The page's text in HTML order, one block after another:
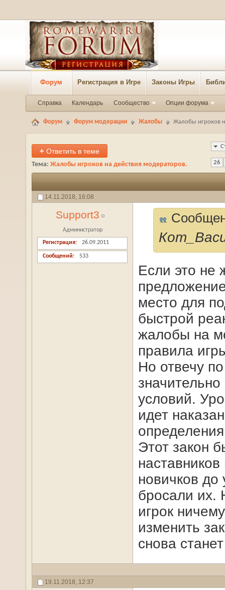
Форум Регистрация в Игре Законы Игры
Справка Календарь Сообщество Опции форума
Форум Форум модерации Жалобы Жалобы игроков
+ Ответить в теме
26
Тема: Жалобы игроков на действия модераторов.
14.11.2018, 16:08
Support3
Администратор
Регистрация 26.09.2011
Сообщений 533
Если это не
место для
быстрой
жалобы на
правила
Но отвечу
условий.
идет
Этот закон
новичков до
бросали их.
игрок
изменить
снова
19.11.2018, 12:37